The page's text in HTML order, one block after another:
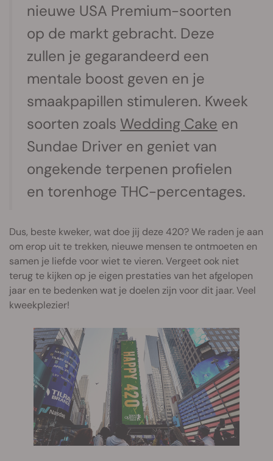
nieuwe USA Premium-soorten
op de markt gebracht. Deze
zullen je gegarandeerd een
mentale boost geven en je
smaakpapillen stimuleren. Kweek
soorten zoals Wedding Cake en
Sundae Driver en geniet van
ongekende terpenen profielen
en torenhoge THC-percentages.
Dus, beste kweker, wat doe jij deze 420? We raden je aan
om erop uit te trekken, nieuwe mensen te ontmoeten en
samen je liefde voor wiet te vieren. Vergeet ook niet
terug te kijken op je eigen prestaties van het afgelopen
jaar en te bedenken wat je doelen zijn voor dit jaar. Veel
kweekplezier!